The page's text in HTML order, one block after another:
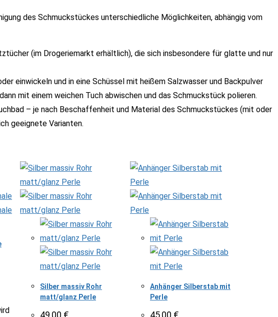
des Schmuckstückes unterschiedliche Möglichkeiten, abhängig vom
(im Drogeriemarkt erhältlich), die sich insbesondere für glatte und nur
einwickeln und in eine Schüssel mit heißem Salzwasser und Backpulver
mit einem weichen Tuch abwischen und das Schmuckstück polieren.
– je nach Beschaffenheit und Material des Schmuckstückes (mit oder
geeignete Varianten.
Silber massiv Rohr
matt/glanz Perle
49,00 €
Anhänger Silberstab mit
Perle
45,00 €